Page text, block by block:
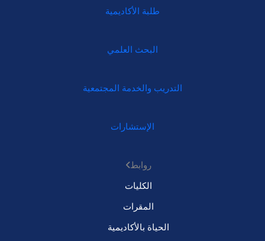
طلبة الأكاديمية
البحث العلمي
التدريب والخدمة المجتمعية
الإستشارات
روابط
الكليات
المقرات
الحياة بالأكاديمية